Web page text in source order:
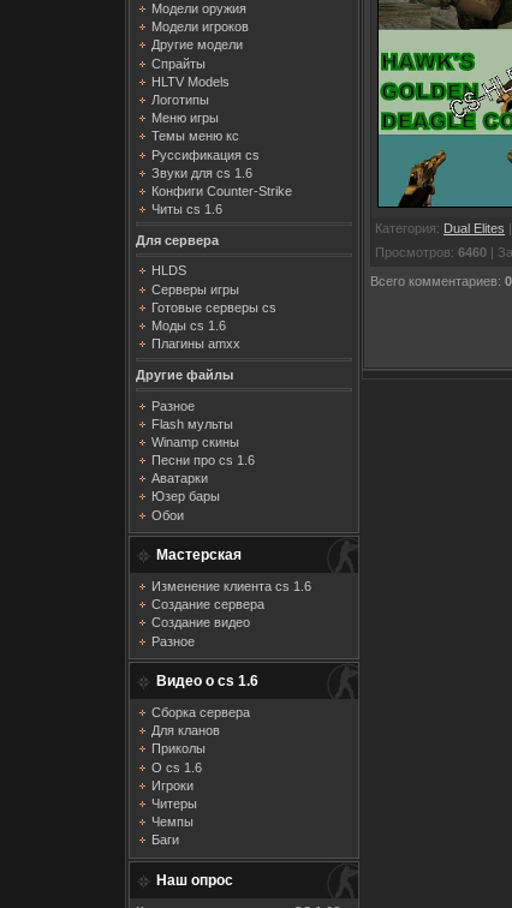
Модели оружия
Модели игроков
Другие модели
Спрайты
HLTV Models
Логотипы
Меню игры
Темы меню кс
Руссификация cs
Звуки для cs 1.6
Конфиги Counter-Strike
Читы cs 1.6
Для сервера
HLDS
Серверы игры
Готовые серверы cs
Моды cs 1.6
Плагины amxx
Другие файлы
Разное
Flash мульты
Winamp скины
Песни про cs 1.6
Аватарки
Юзер бары
Обои
Мастерская
Изменение клиента cs 1.6
Создание сервера
Создание видео
Разное
Видео о cs 1.6
Сборка сервера
Для кланов
Приколы
О cs 1.6
Игроки
Читеры
Чемпы
Баги
Наш опрос
Категория: Dual Elites |
Просмотров: 6460 |
Всего комментариев: 0